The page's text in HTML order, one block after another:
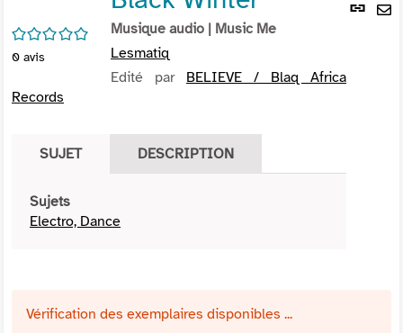
/5
0 avis
Musique audio | Music Me
Lesmatiq
Edité par BELIEVE / Blaq Africa
Records
SUJET DESCRIPTION
Sujets
Electro, Dance
Vérification des exemplaires disponibles ...